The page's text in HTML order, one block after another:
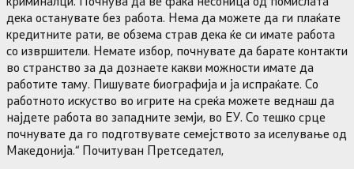
дека останувате без работа. Нема да можете да ги плаќате
кредитните рати, ве обзема страв дека ќе си имате работа
со извршители. Немате избор, почнувате да барате контакти
во странство за да дознаете какви можности имате да
работите таму. Пишувате биографија и ја испраќате. Со
работното искуство во игрите на среќа можете веднаш да
најдете работа во западните земји, во ЕУ. Со тешко срце
почнувате да го подготвувате семејството за иселување од
Македонија.“ Почитуван Претседател,